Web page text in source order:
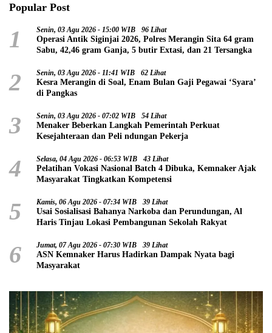
Popular Post
1 Senin, 03 Agu 2026 - 15:00 WIB 96 Lihat
Operasi Antik Siginjai 2026, Polres Merangin Sita 64 gram
Sabu, 42,46 gram Ganja, 5 butir Extasi, dan 21 Tersangka
2 Senin, 03 Agu 2026 - 11:41 WIB 62 Lihat
Kesra Merangin di Soal, Enam Bulan Gaji Pegawai ‘Syara’
di Pangkas
3 Senin, 03 Agu 2026 - 07:02 WIB 54 Lihat
Menaker Beberkan Langkah Pemerintah Perkuat
Kesejahteraan dan Peli ndungan Pekerja
4 Selasa, 04 Agu 2026 - 06:53 WIB 43 Lihat
Pelatihan Vokasi Nasional Batch 4 Dibuka, Kemnaker Ajak
Masyarakat Tingkatkan Kompetensi
5 Kamis, 06 Agu 2026 - 07:34 WIB 39 Lihat
Usai Sosialisasi Bahanya Narkoba dan Perundungan, Al
Haris Tinjau Lokasi Pembangunan Sekolah Rakyat
6 Jumat, 07 Agu 2026 - 07:30 WIB 39 Lihat
ASN Kemnaker Harus Hadirkan Dampak Nyata bagi
Masyarakat